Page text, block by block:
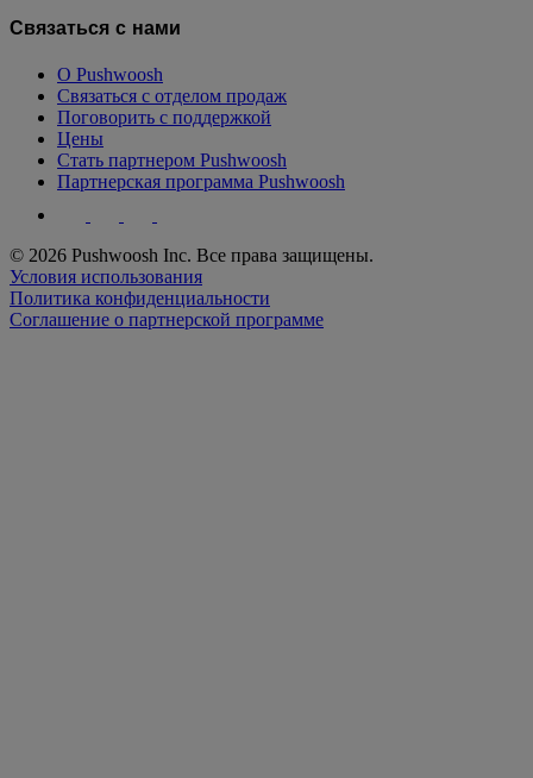
Связаться с нами
О Pushwoosh
Связаться с отделом продаж
Поговорить с поддержкой
Цены
Стать партнером Pushwoosh
Партнерская программа Pushwoosh
© 2026 Pushwoosh Inc. Все права защищены.
Условия использования
Политика конфиденциальности
Соглашение о партнерской программе